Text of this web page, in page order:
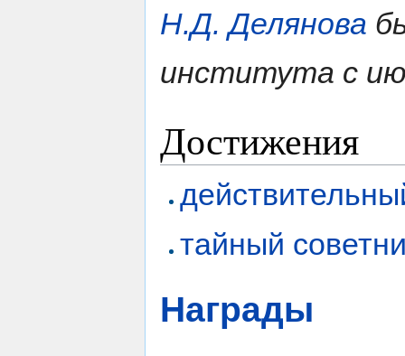
Н.Д. Делянова
института с
Достижения
тайный
Награды